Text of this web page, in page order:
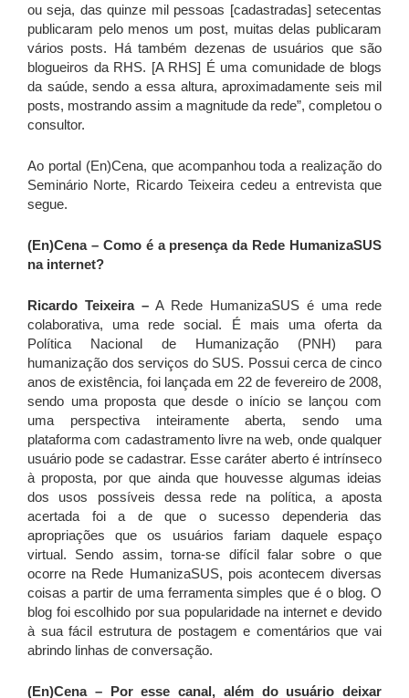
ou seja, das quinze mil pessoas [cadastradas] setecentas
publicaram pelo menos um post, muitas delas publicaram
vários posts. Há também dezenas de usuários que são
blogueiros da RHS. [A RHS] É uma comunidade de blogs
da saúde, sendo a essa altura, aproximadamente seis mil
posts, mostrando assim a magnitude da rede”, completou o
consultor.
Ao portal (En)Cena, que acompanhou toda a realização do
Seminário Norte, Ricardo Teixeira cedeu a entrevista que
segue.
(En)Cena – Como é a presença da Rede HumanizaSUS
na internet?
Ricardo Teixeira – A Rede HumanizaSUS é uma rede
colaborativa, uma rede social. É mais uma oferta da
Política Nacional de Humanização (PNH) para
humanização dos serviços do SUS. Possui cerca de cinco
anos de existência, foi lançada em 22 de fevereiro de 2008,
sendo uma proposta que desde o início se lançou com
uma perspectiva inteiramente aberta, sendo uma
plataforma com cadastramento livre na web, onde qualquer
usuário pode se cadastrar. Esse caráter aberto é intrínseco
à proposta, por que ainda que houvesse algumas ideias
dos usos possíveis dessa rede na política, a aposta
acertada foi a de que o sucesso dependeria das
apropriações que os usuários fariam daquele espaço
virtual. Sendo assim, torna-se difícil falar sobre o que
ocorre na Rede HumanizaSUS, pois acontecem diversas
coisas a partir de uma ferramenta simples que é o blog. O
blog foi escolhido por sua popularidade na internet e devido
à sua fácil estrutura de postagem e comentários que vai
abrindo linhas de conversação.
(En)Cena – Por esse canal, além do usuário deixar